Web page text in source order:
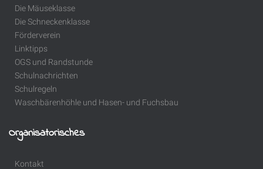
Die Mäuseklasse
Die Schneckenklasse
Förderverein
Linktipps
OGS und Randstunde
Schulnachrichten
Schulregeln
Waschbärenhöhle und Hasen- und Fuchsbau
Organisatorisches
Kontakt